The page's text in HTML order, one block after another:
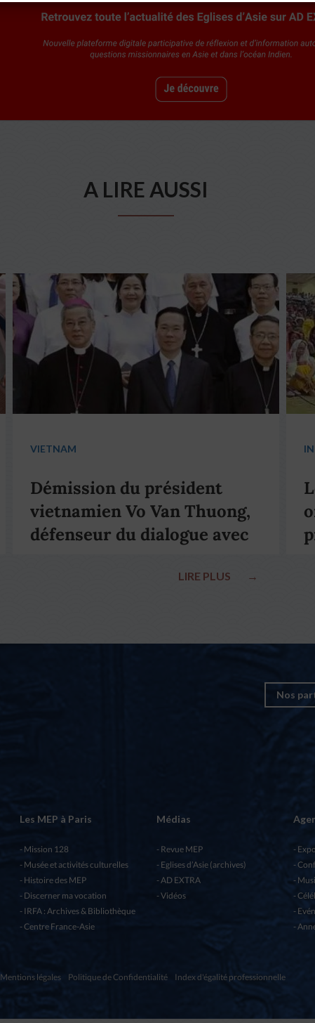
A LIRE AUSSI
VIETNAM
Démission du président
vietnamien Vo Van Thuong,
défenseur du dialogue avec
LIRE PLUS →
Nos
Les MEP à Paris
Mission 128
Musée et activités culturelles
Histoire des MEP
Discerner ma vocation
IRFA : Archives & Bibliothèque
Centre France-Asie
Médias
Revue MEP
Eglises d’Asie (archives)
AD EXTRA
Vidéos
Mentions légales Politique de Confidentialité Index d'égalité professionnelle